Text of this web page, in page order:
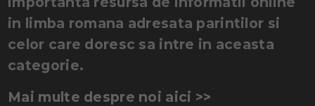
in limba romana adresata parintilor si
celor care doresc sa intre in aceasta
categorie.
Mai multe despre noi aici >>